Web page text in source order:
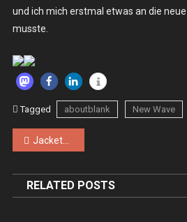
und ich mich erstmal etwas an die
musste.
Tagged aboutblank New Wave
Beitragsnavigation
Jackets (the), Travel In Space – Di. 24.05.2016 – Berlin, BLO Ateliers
RELATED POSTS